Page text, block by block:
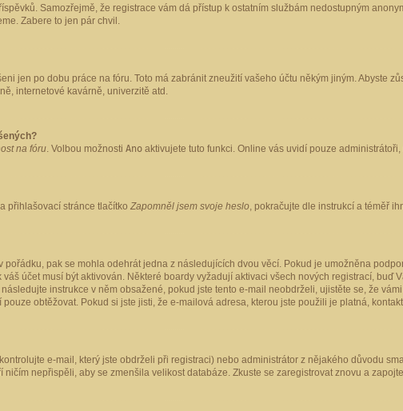
Samozřejmě, že registrace vám dá přístup k ostatním službám nedostupným
Zabere to jen pár chvil.
jen po dobu práce na fóru. Toto má zabránit zneužití vašeho účtu někým jiným. Abyste
internetové kavárně, univerzitě atd.
na fóru. Volbou možnosti Ano aktivujete tuto funkci. Online vás uvidí pouze
přihlašovací stránce tlačítko Zapomněl jsem svoje heslo, pokračujte dle instrukcí a téměř
pak se mohla odehrát jedna z následujících dvou věcí. Pokud je umožněna
účet musí být aktivován. Některé boardy vyžadují aktivaci všech nových registrací, buď
instrukce v něm obsažené, pokud jste tento e-mail neobdrželi, ujistěte se, že
pouze obtěžovat. Pokud si jste jisti, že e-mailová adresa, kterou jste použili je platná,
e-mail, který jste obdrželi při registraci) nebo administrátor z nějakého důvodu
nepřispěli, aby se zmenšila velikost databáze. Zkuste se zaregistrovat znovu a